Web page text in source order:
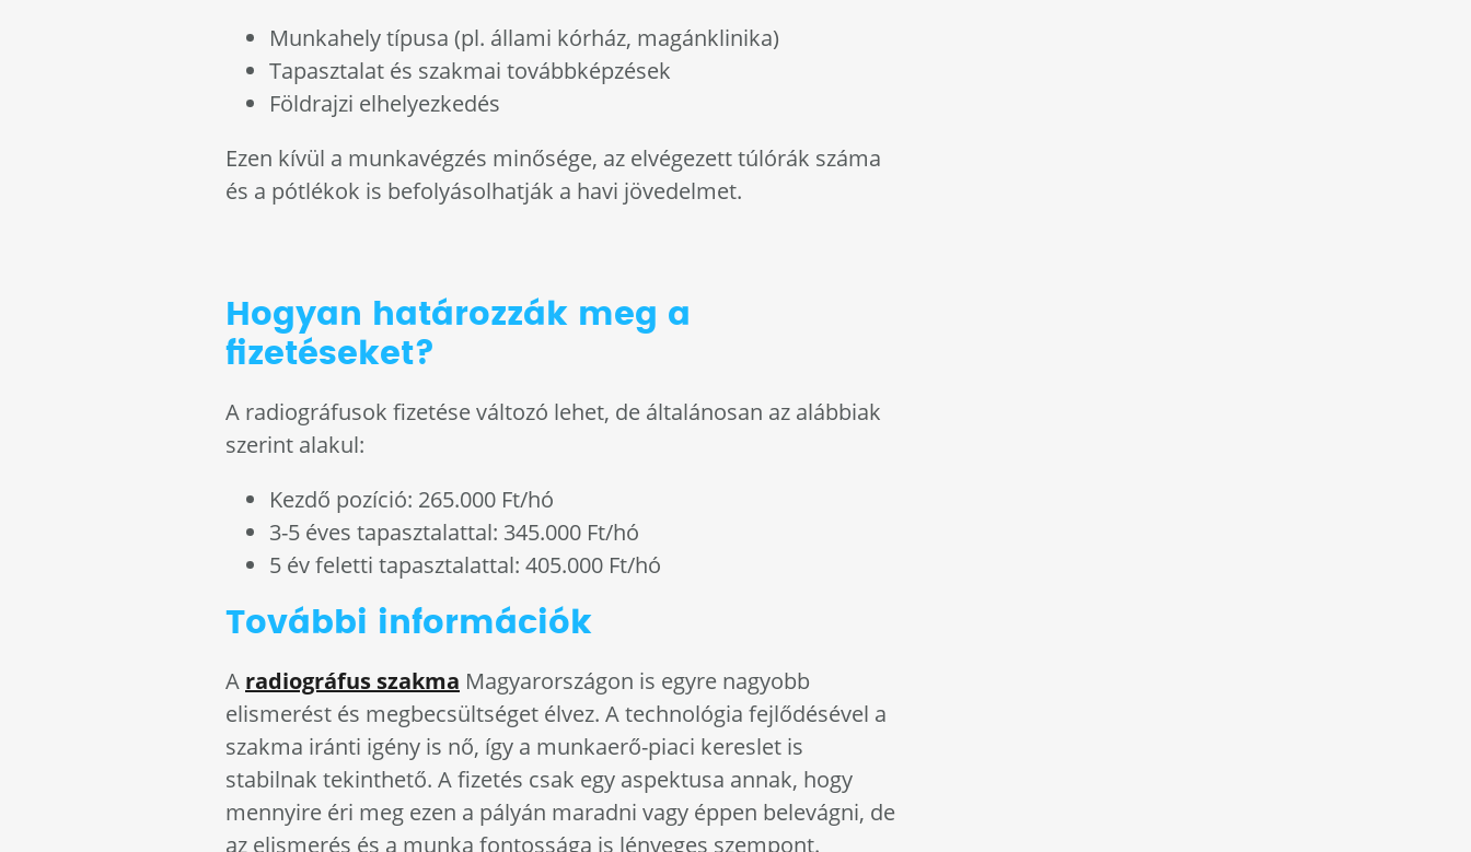
Munkahely típusa (pl. állami kórház, magánklinika)
Tapasztalat és szakmai továbbképzések
Földrajzi elhelyezkedés
Ezen kívül a munkavégzés minősége, az elvégezett túlórák száma
és a pótlékok is befolyásolhatják a havi jövedelmet.
Hogyan határozzák meg a
fizetéseket?
A radiográfusok fizetése változó lehet, de általánosan az alábbiak
szerint alakul:
Kezdő pozíció: 265.000 Ft/hó
3-5 éves tapasztalattal: 345.000 Ft/hó
5 év feletti tapasztalattal: 405.000 Ft/hó
További információk
A radiográfus szakma Magyarországon is egyre nagyobb
elismerést és megbecsültséget élvez. A technológia fejlődésével a
szakma iránti igény is nő, így a munkaerő-piaci kereslet is
stabilnak tekinthető. A fizetés csak egy aspektusa annak, hogy
mennyire éri meg ezen a pályán maradni vagy éppen belevágni, de
az elismerés és a munka fontossága is lényeges szempont.